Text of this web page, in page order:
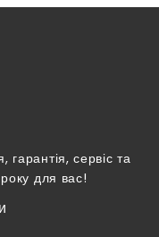
сервіс та
для вас!